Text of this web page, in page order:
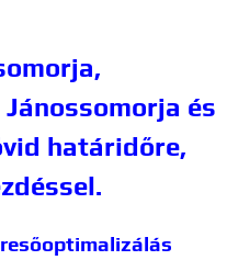
és
határidőre,